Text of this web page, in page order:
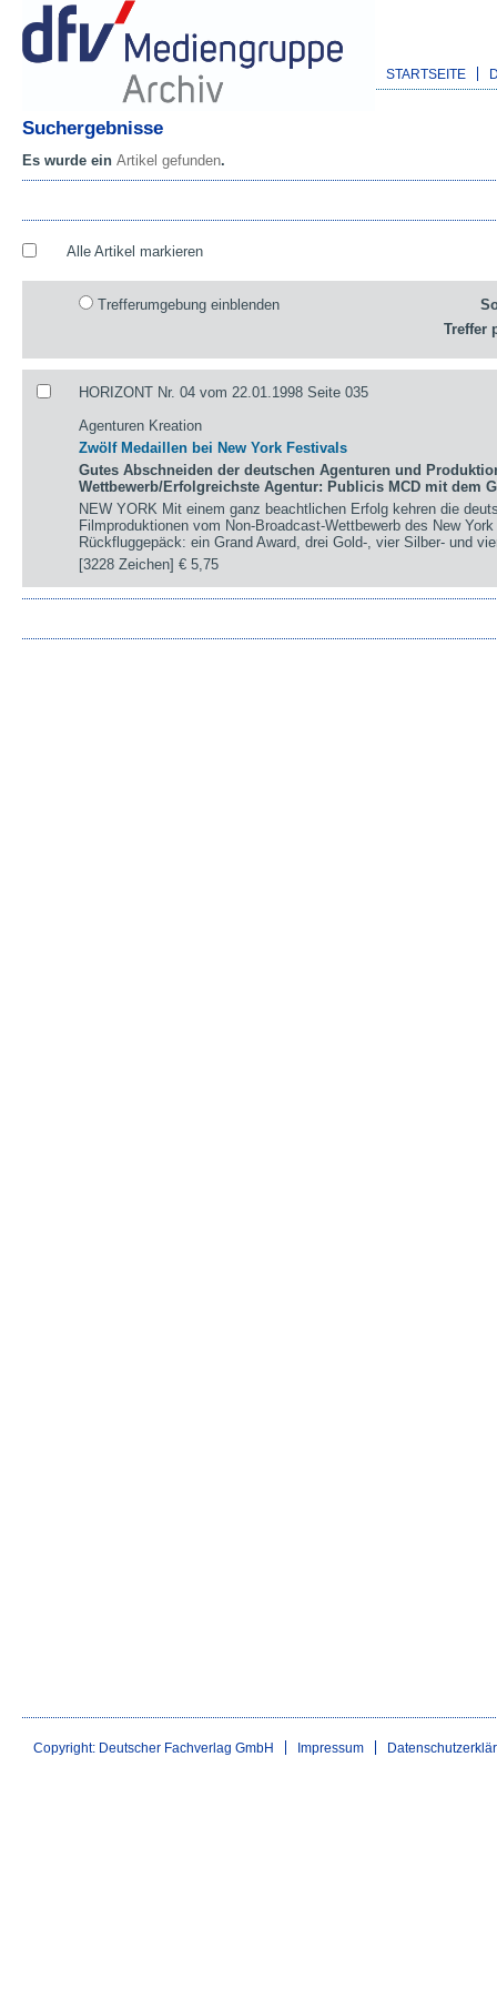
STARTSEITE
Suchergebnisse
Es wurde ein Artikel gefunden.
Alle Artikel markieren
Trefferumgebung einblenden
Treffer
HORIZONT Nr. 04 vom 22.01.1998 Seite 035
Agenturen Kreation
Zwölf Medaillen bei New York Festivals
Gutes Abschneiden der deutschen Agenturen und
Wettbewerb/Erfolgreichste Agentur: Publicis MCD mit dem
NEW YORK Mit einem ganz beachtlichen Erfolg kehren die
Filmproduktionen vom Non-Broadcast-Wettbewerb des New
Rückfluggepäck: ein Grand Award, drei Gold-, vier Silber- und
[3228 Zeichen]€ 5,75
Copyright: Deutscher Fachverlag GmbH Impressum